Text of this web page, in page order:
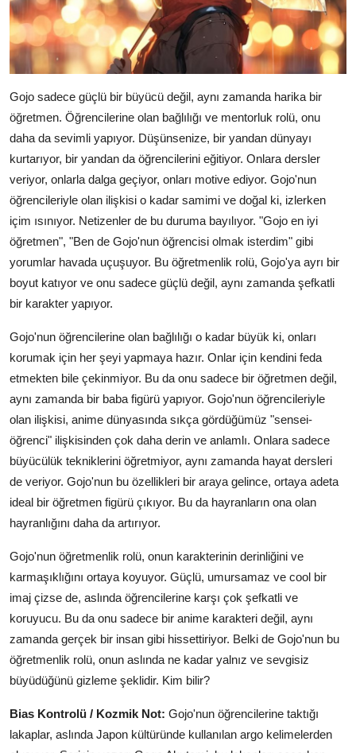
Gojo sadece güçlü bir büyücü değil, aynı zamanda harika bir
öğretmen. Öğrencilerine olan bağlılığı ve mentorluk rolü, onu
daha da sevimli yapıyor. Düşünsenize, bir yandan dünyayı
kurtarıyor, bir yandan da öğrencilerini eğitiyor. Onlara dersler
veriyor, onlarla dalga geçiyor, onları motive ediyor. Gojo'nun
öğrencileriyle olan ilişkisi o kadar samimi ve doğal ki, izlerken
içim ısınıyor. Netizenler de bu duruma bayılıyor. "Gojo en iyi
öğretmen", "Ben de Gojo'nun öğrencisi olmak isterdim" gibi
yorumlar havada uçuşuyor. Bu öğretmenlik rolü, Gojo'ya ayrı bir
boyut katıyor ve onu sadece güçlü değil, aynı zamanda şefkatli
bir karakter yapıyor.
Gojo'nun öğrencilerine olan bağlılığı o kadar büyük ki, onları
korumak için her şeyi yapmaya hazır. Onlar için kendini feda
etmekten bile çekinmiyor. Bu da onu sadece bir öğretmen değil,
aynı zamanda bir baba figürü yapıyor. Gojo'nun öğrencileriyle
olan ilişkisi, anime dünyasında sıkça gördüğümüz "sensei-
öğrenci" ilişkisinden çok daha derin ve anlamlı. Onlara sadece
büyücülük tekniklerini öğretmiyor, aynı zamanda hayat dersleri
de veriyor. Gojo'nun bu özellikleri bir araya gelince, ortaya adeta
ideal bir öğretmen figürü çıkıyor. Bu da hayranların ona olan
hayranlığını daha da artırıyor.
Gojo'nun öğretmenlik rolü, onun karakterinin derinliğini ve
karmaşıklığını ortaya koyuyor. Güçlü, umursamaz ve cool bir
imaj çizse de, aslında öğrencilerine karşı çok şefkatli ve
koruyucu. Bu da onu sadece bir anime karakteri değil, aynı
zamanda gerçek bir insan gibi hissettiriyor. Belki de Gojo'nun bu
öğretmenlik rolü, onun aslında ne kadar yalnız ve sevgisiz
büyüdüğünü gizleme şeklidir. Kim bilir?
Bias Kontrolü / Kozmik Not: Gojo'nun öğrencilerine taktığı
lakaplar, aslında Japon kültüründe kullanılan argo kelimelerden